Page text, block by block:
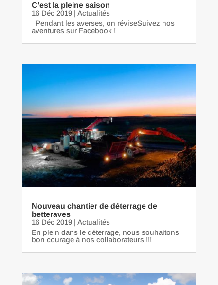
C’est la pleine saison
16 Déc 2019| Actualités
Pendant les averses, on réviseSuivez nos
aventures sur Facebook !
Nouveau chantier de déterrage de
betteraves
16 Déc 2019| Actualités
En plein dans le déterrage, nous souhaitons
bon courage à nos collaborateurs !!!